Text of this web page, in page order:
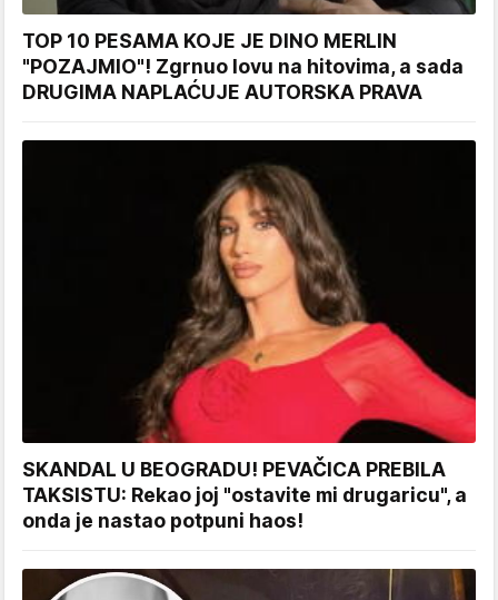
TOP 10 PESAMA KOJE JE DINO MERLIN
"POZAJMIO"! Zgrnuo lovu na hitovima, a sada
DRUGIMA NAPLAĆUJE AUTORSKA PRAVA
SKANDAL U BEOGRADU! PEVAČICA PREBILA
TAKSISTU: Rekao joj "ostavite mi drugaricu", a
onda je nastao potpuni haos!